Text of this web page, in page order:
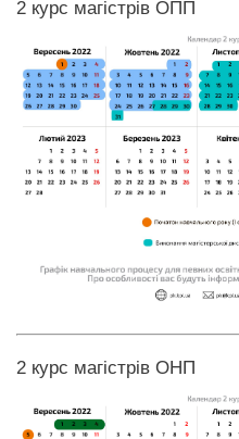
2 курс магістрів ОПП
2 курс магістрів ОНП